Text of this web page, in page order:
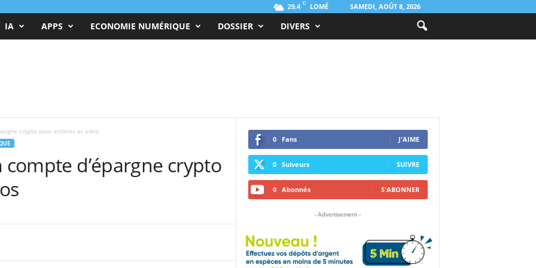
29.4 C LOMÉ SAMEDI, AOÛT 8, 2026
IA APPS ECONOMIE NUMÉRIQUE DOSSIER DIVERS
crypto pour enfants et ados
compte d’épargne crypto
0 Fans J'AIME
0 Suiveurs SUIVRE
0 Abonnés S'ABONNER
- Advertisement -